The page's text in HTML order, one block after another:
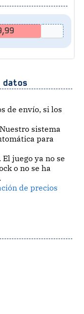
de envío, si los
sistema
para
juego ya no se
o no se ha
de precios